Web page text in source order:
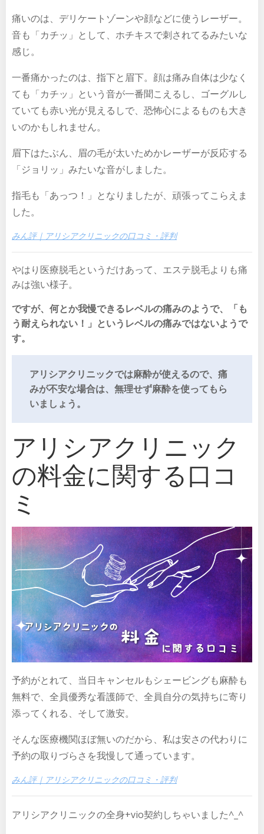
痛いのは、デリケートゾーンや顔などに使うレーザー。
音も「カチッ」として、ホチキスで刺されてるみたいな
感じ。
一番痛かったのは、指下と眉下。顔は痛み自体は少なく
ても「カチッ」という音が一番聞こえるし、ゴーグルし
ていても赤い光が見えるしで、恐怖心によるものも大き
いのかもしれません。
眉下はたぶん、眉の毛が太いためかレーザーが反応する
「ジョリッ」みたいな音がしました。
指毛も「あっつ！」となりましたが、頑張ってこらえま
した。
みん評｜アリシアクリニックの口コミ・評判
やはり医療脱毛というだけあって、エステ脱毛よりも痛
みは強い様子。
ですが、何とか我慢できるレベルの痛みのようで、「も
う耐えられない！」というレベルの痛みではないようで
す。
アリシアクリニックでは麻酔が使えるので、痛
みが不安な場合は、無理せず麻酔を使ってもら
いましょう。
アリシアクリニック
の料金に関する口コ
ミ
予約がとれて、当日キャンセルもシェービングも麻酔も
無料で、全員優秀な看護師で、全員自分の気持ちに寄り
添ってくれる、そして激安。
そんな医療機関ほぼ無いのだから、私は安さの代わりに
予約の取りづらさを我慢して通っています。
みん評｜アリシアクリニックの口コミ・評判
アリシアクリニックの全身+vio契約しちゃいました^_^